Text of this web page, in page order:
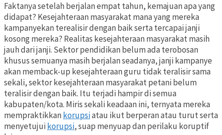
Faktanya setelah berjalan empat tahun, kemajuan apa yang
didapat? Kesejahteraan masyarakat mana yang mereka
kampanyekan terealisir dengan baik serta tercapai janji
kosong mereka? Realitas kesejahteraan masyarakat masih
jauh dari janji. Sektor pendidikan belum ada terobosan
khusus semuanya masih berjalan seadanya, janji kampanye
akan memback-up kesejahteraan guru tidak teralisir sama
sekali, sektor kesejahteraan masyarakat petani belum
teralisir dengan baik. Itu terjadi hampir di semua
kabupaten/kota. Miris sekali keadaan ini, ternyata mereka
mempraktikkankorupsiatau ikut berperan atau turut serta
menyetujuikorupsi, suap menyuap dan perilaku koruptif